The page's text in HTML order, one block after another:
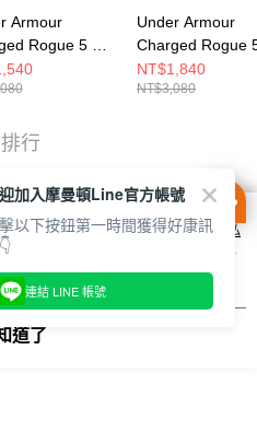
Armour
Rogue 5 男
3028256-101
Under Armour
Charged Rogue
慢跑鞋
NT$1,840
NT$3,080
行
使用 cookie 方式之詳情，及若您不希
腦的 cookie 設定，請參閱本網站「
隱私
網站即表示您同意本公司得按本網站使
道了
加入摩曼頓Line官方帳號
以下按鈕第一時間獲得好康訊
連結 LINE 帳號